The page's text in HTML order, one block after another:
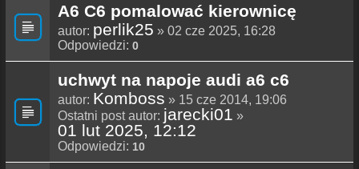
A6 C6 pomalować kierownicę
autor: perlik25 » 02 cze 2025, 16:28
Odpowiedzi: 0
uchwyt na napoje audi a6 c6
autor: Komboss » 15 cze 2014, 19:06
Ostatni post autor: jarecki01 »
01 lut 2025, 12:12
Odpowiedzi: 10